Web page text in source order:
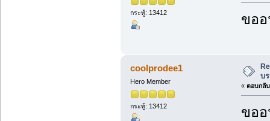
กระทู้: 13412 ขอ
coolprodee1
Hero Member
กระทู้: 13412
บ
« ตอบกลั
ขอ